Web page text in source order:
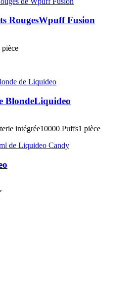
RougesWpuff Fusion
pièce
BlondeLiquideo
intégrée10000 Puffs1 pièce